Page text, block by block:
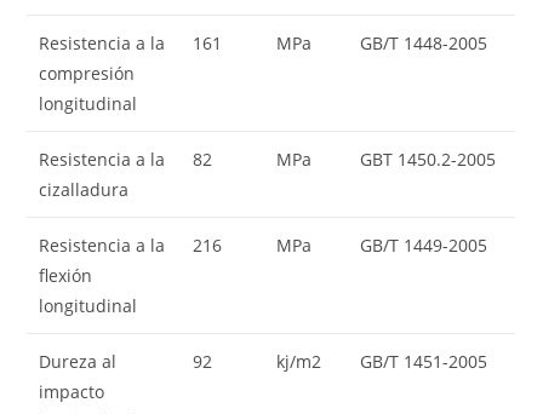
Resistencia a la
compresión
longitudinal
161 MPa GB/T 1448-2005
Resistencia a la
cizalladura
82 MPa GBT 1450.2-2005
Resistencia a la
flexión
longitudinal
216 MPa GB/T 1449-2005
Dureza al
impacto
92 kj/m2 GB/T 1451-2005